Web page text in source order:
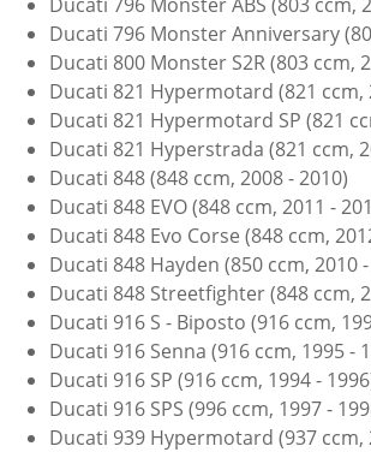
Ducati 796 Monster Anniversary
Ducati 800 Monster S2R (803 ccm,
Ducati 821 Hypermotard (821 ccm,
Ducati 821 Hypermotard SP (821
Ducati 821 Hyperstrada (821 ccm,
Ducati 848 (848 ccm, 2008 - 2010)
Ducati 848 EVO (848 ccm, 2011 -
Ducati 848 Evo Corse (848 ccm,
Ducati 848 Hayden (850 ccm, 2010
Ducati 848 Streetfighter (848 ccm,
Ducati 916 S - Biposto (916 ccm,
Ducati 916 Senna (916 ccm, 1995 -
Ducati 916 SP (916 ccm, 1994 -
Ducati 916 SPS (996 ccm, 1997 -
Ducati 939 Hypermotard (937 ccm,